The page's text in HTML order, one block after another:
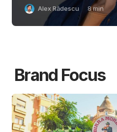
Alex Rădescu 8min
Brand Focus